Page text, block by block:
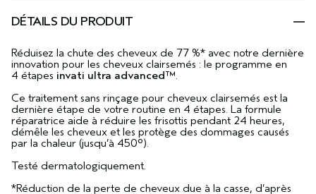
DÉTAILS DU PRODUIT
Réduisez la chute des cheveux de 77 %* avec notre dernière
innovation pour les cheveux clairsemés : le programme en
4 étapes invati ultra advanced™.
Ce traitement sans rinçage pour cheveux clairsemés est la
dernière étape de votre routine en 4 étapes. La formule
réparatrice aide à réduire les frisottis pendant 24 heures,
démêle les cheveux et les protège des dommages causés
par la chaleur (jusqu’à 450°).
Testé dermatologiquement.
*Réduction de la perte de cheveux due à la casse, d’après